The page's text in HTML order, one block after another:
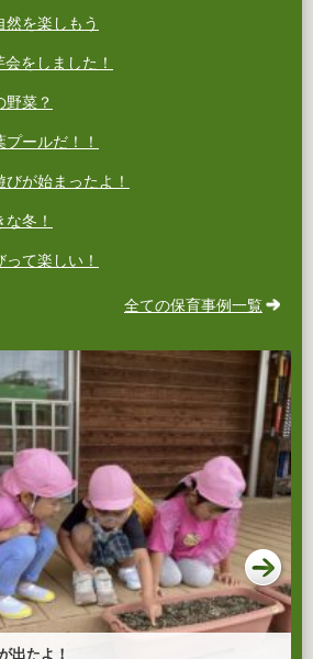
然を楽しもう
をしました！
野菜？
プールだ！！
びが始まったよ！
な冬！
って楽しい！
全ての保育事例一覧
出たよ！